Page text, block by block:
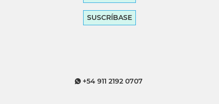
SUSCRÍBASE
+54 911 2192 0707